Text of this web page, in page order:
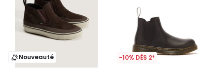
Nouveauté -10% DÈS 2*